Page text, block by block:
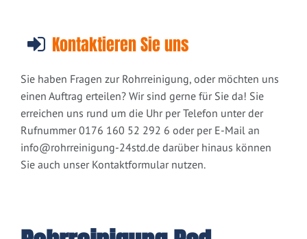
Kontaktieren Sie uns
Sie haben Fragen zur Rohrreinigung, oder möchten uns
einen Auftrag erteilen? Wir sind gerne für Sie da! Sie
erreichen uns rund um die Uhr per Telefon unter der
Rufnummer 0176 160 52 292 6 oder per E-Mail an
info@rohrreinigung-24std.de darüber hinaus können
Sie auch unser Kontaktformular nutzen.